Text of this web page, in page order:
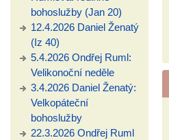
bohoslužby (Jan 20)
12.4.2026 Daniel Ženatý
(Iz 40)
5.4.2026 Ondřej Ruml:
Velikonoční neděle
3.4.2026 Daniel Ženatý:
Velkopáteční
bohoslužby
22.3.2026 Ondřej Ruml